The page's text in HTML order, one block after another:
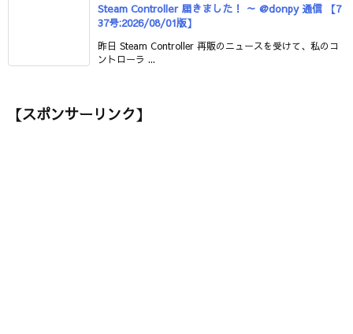
Steam Controller 届きました！ ～ @donpy 通信 【7
37号:2026/08/01版】
昨日 Steam Controller 再販のニュースを受けて、私のコ
ントローラ ...
【スポンサーリンク】